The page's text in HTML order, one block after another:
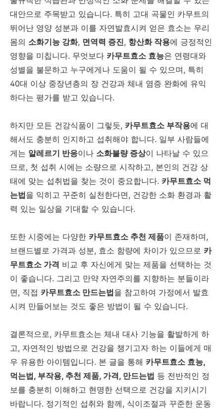
대안으로 주목받고 있습니다. 특히 고대 곡물인 카무트의
뛰어난 영양 성분과 이를 자연발효시켜 얻은 효소는 우리
몸의 소화기능 강화, 면역력 증진, 항산화 작용에 긍정적인
영향을 미칩니다. 무엇보다 카무트효소 효능은 연령대와
성별을 불문하고 누구에게나 도움이 될 수 있으며, 특히
40대 이상 중장년층의 장 건강과 체내 염증 완화에 유익
하다는 평가를 받고 있습니다.
하지만 모든 건강식품이 그렇듯, 카무트효소 부작용에 대
해서도 충분히 인지하고 섭취해야 합니다. 일부 사람들에
게는 알레르기 반응이나 소화불량 증상이 나타날 수 있으
므로, 첫 섭취 시에는 소량으로 시작하고, 본인의 건강 상
태에 맞는 섭취법을 찾는 것이 중요합니다. 카무트효소 먹
는법을 익히고 꾸준히 실천한다면, 건강한 소화 환경과 활
력 있는 일상을 기대할 수 있습니다.
또한 시중에는 다양한 카무트효소 추천 제품이 존재하며,
브랜드별로 가격과 성분, 효소 함량에 차이가 있으므로 카
무트효소 가격 비교 후 자신에게 맞는 제품을 선택하는 것
이 좋습니다. 그리고 만약 자연주의를 지향하는 분들이라
면, 직접 카무트효소 만드는법을 참고하여 가정에서 발효
시켜 만들어보는 것도 좋은 방법이 될 수 있습니다.
결론적으로, 카무트효소는 체내 대사 기능을 활발하게 하
고, 자연적인 방법으로 건강을 챙기고자 하는 이들에게 매
우 유용한 아이템입니다. 본 글을 통해 카무트효소 효능,
먹는법, 부작용, 추천 제품, 가격, 만드는법 등 전반적인 정
보를 충분히 이해하고 현명한 선택으로 건강을 지키시기
바랍니다. 정기적인 섭취와 함께, 식이조절과 꾸준한 운동